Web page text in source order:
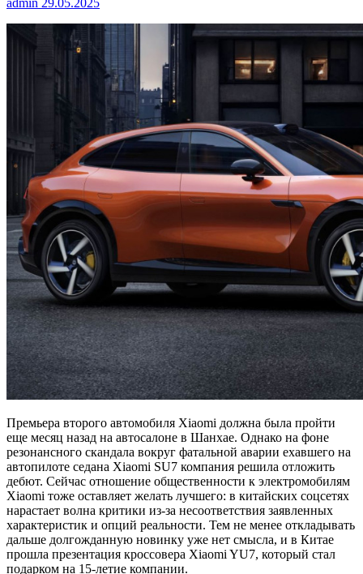
Премьера второго автомобиля Xiaomi должна была пройти
еще месяц назад на автосалоне в Шанхае. Однако на фоне
резонансного скандала вокруг фатальной аварии ехавшего на
автопилоте седана Xiaomi SU7 компания решила отложить
дебют. Сейчас отношение общественности к электромобилям
Xiaomi тоже оставляет желать лучшего: в китайских соцсетях
нарастает волна критики из-за несоответствия заявленных
характеристик и опций реальности. Тем не менее откладывать
дальше долгожданную новинку уже нет смысла, и в Китае
прошла презентация кроссовера Xiaomi YU7, который стал
подарком на 15-летие компании.